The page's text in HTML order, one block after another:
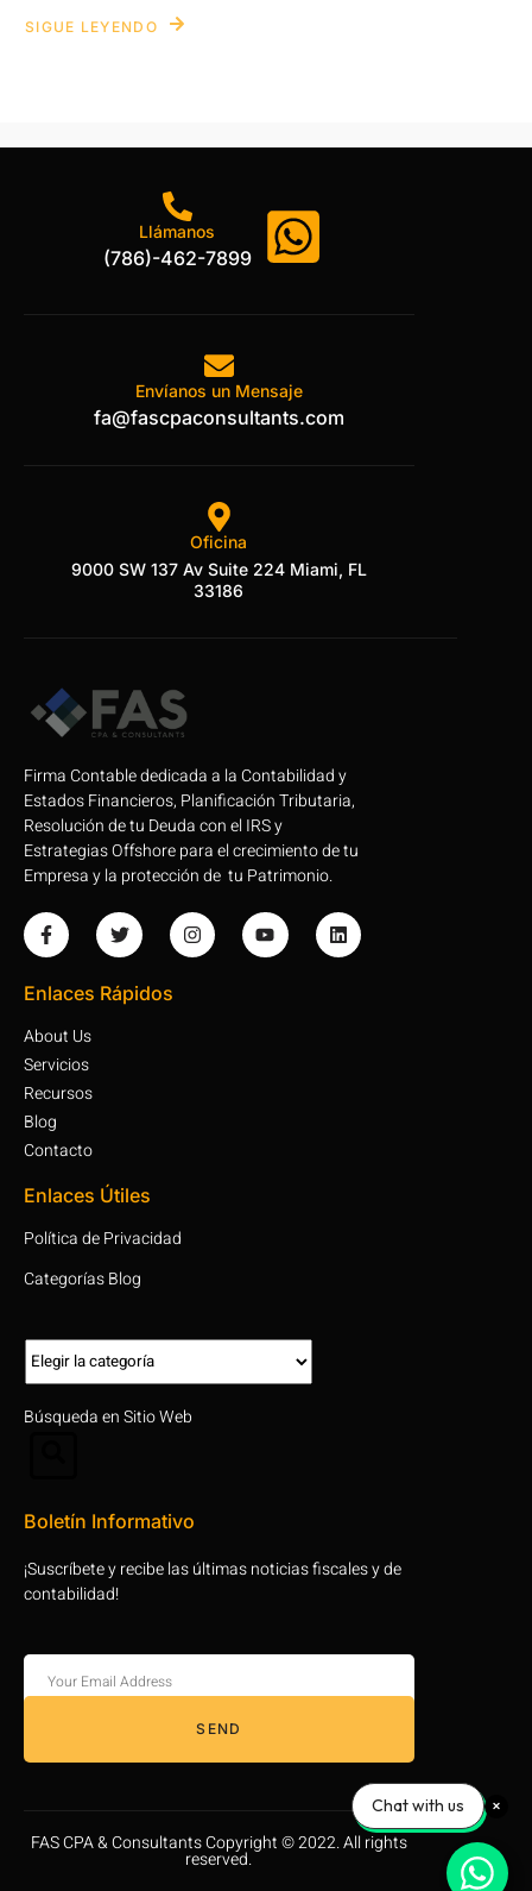
SIGUE LEYENDO
Llámanos
(786)-462-7899
Envíanos un Mensaje
fa@fascpaconsultants.com
Oficina
9000 SW 137 Av Suite 224 Miami, FL
33186
Firma Contable dedicada a la Contabilidad y
Estados Financieros, Planificación Tributaria,
Resolución de tu Deuda con el IRS y
Estrategias Offshore para el crecimiento de tu
Empresa y la protección de tu Patrimonio.
Enlaces Rápidos
About Us
Servicios
Recursos
Blog
Contacto
Enlaces Útiles
Política de Privacidad
Categorías Blog
Búsqueda en Sitio Web
Boletín Informativo
¡Suscríbete y recibe las últimas noticias fiscales y de
contabilidad!
SEND
FAS CPA & Consultants Copyright © 2022. All rights
reserved.
Chat with us